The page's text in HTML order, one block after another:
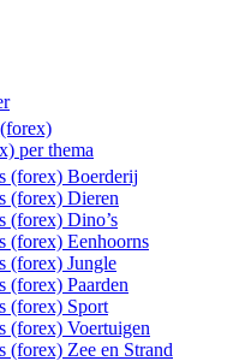
per thema
(forex) Boerderij
(forex) Dieren
(forex) Dino’s
(forex) Eenhoorns
(forex) Jungle
(forex) Paarden
(forex) Sport
(forex) Voertuigen
(forex) Zee en Strand